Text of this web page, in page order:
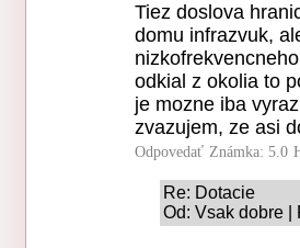
Tiez doslova
domu infrazvuk,
odkial z okolia to
je mozne iba
zvazujem, ze asi
Odpovedať Známka: 5.0
Re: Dotacie
Od: Vsak dobre |